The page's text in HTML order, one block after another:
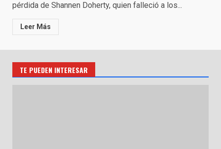
pérdida de Shannen Doherty, quien falleció a los...
Leer Más
TE PUEDEN INTERESAR